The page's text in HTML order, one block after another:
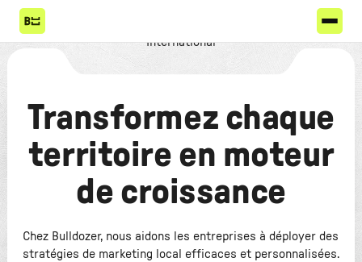
Transformez chaque
territoire en moteur
de croissance
Chez Bulldozer, nous aidons les entreprises à déployer des
stratégies de marketing local efficaces et personnalisées.